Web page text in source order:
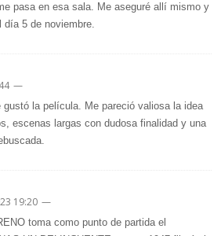
pasa en esa sala. Me aseguré allí mismo y
día 5 de noviembre.
—
gustó la película. Me pareció valiosa la idea
escenas largas con dudosa finalidad y una
19:20 —
toma como punto de partida el